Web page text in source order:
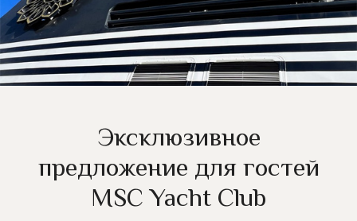
Эксклюзивное
предложение для гостей
MSC Yaсht Club